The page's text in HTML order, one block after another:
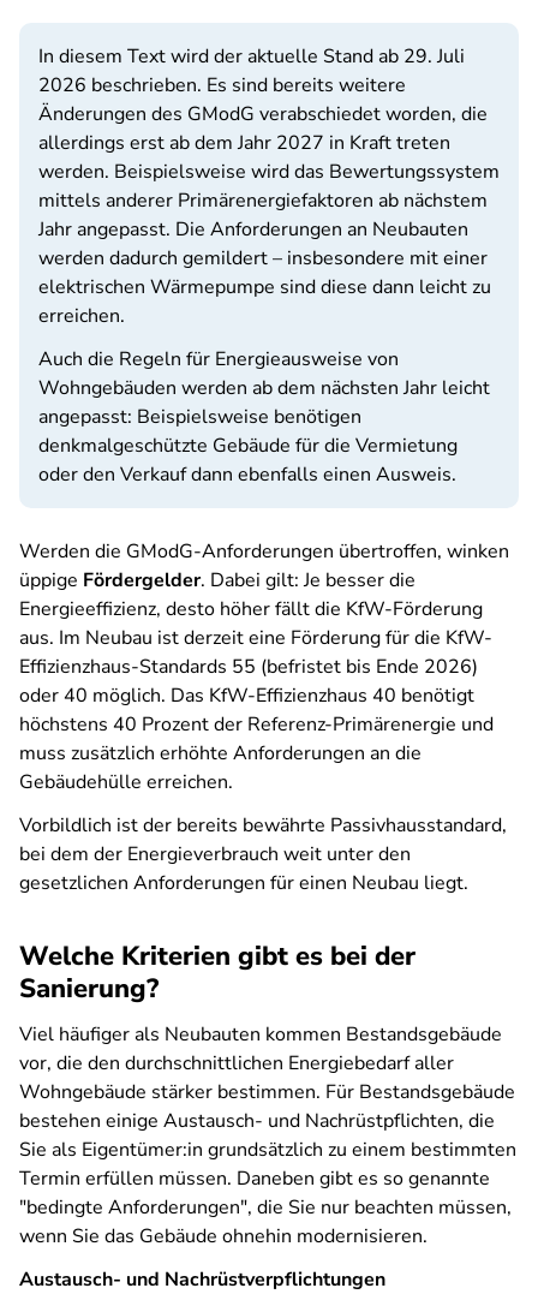
In diesem Text wird der aktuelle Stand ab 29. Juli
2026 beschrieben. Es sind bereits weitere
Änderungen des GModG verabschiedet worden, die
allerdings erst ab dem Jahr 2027 in Kraft treten
werden. Beispielsweise wird das Bewertungssystem
mittels anderer Primärenergiefaktoren ab nächstem
Jahr angepasst. Die Anforderungen an Neubauten
werden dadurch gemildert – insbesondere mit einer
elektrischen Wärmepumpe sind diese dann leicht zu
erreichen.
Auch die Regeln für Energieausweise von
Wohngebäuden werden ab dem nächsten Jahr leicht
angepasst: Beispielsweise benötigen
denkmalgeschützte Gebäude für die Vermietung
oder den Verkauf dann ebenfalls einen Ausweis.
Werden die GModG-Anforderungen übertroffen, winken
üppige Fördergelder. Dabei gilt: Je besser die
Energieeffizienz, desto höher fällt die KfW-Förderung
aus. Im Neubau ist derzeit eine Förderung für die KfW-
Effizienzhaus-Standards 55 (befristet bis Ende 2026)
oder 40 möglich. Das KfW-Effizienzhaus 40 benötigt
höchstens 40 Prozent der Referenz-Primärenergie und
muss zusätzlich erhöhte Anforderungen an die
Gebäudehülle erreichen.
Vorbildlich ist der bereits bewährte Passivhausstandard,
bei dem der Energieverbrauch weit unter den
gesetzlichen Anforderungen für einen Neubau liegt.
Welche Kriterien gibt es bei der
Sanierung?
Viel häufiger als Neubauten kommen Bestandsgebäude
vor, die den durchschnittlichen Energiebedarf aller
Wohngebäude stärker bestimmen. Für Bestandsgebäude
bestehen einige Austausch- und Nachrüstpflichten, die
Sie als Eigentümer:in grundsätzlich zu einem bestimmten
Termin erfüllen müssen. Daneben gibt es so genannte
"bedingte Anforderungen", die Sie nur beachten müssen,
wenn Sie das Gebäude ohnehin modernisieren.
Austausch- und Nachrüstverpflichtungen